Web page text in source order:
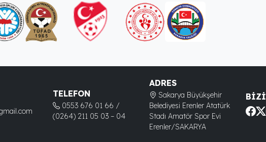
TELEFON
0553 676 01 66 /
(0264) 211 05 03 – 04
ADRES
Sakarya Büyükşehir
Belediyesi Erenler Atatürk
Stadı Amatör Spor Evi
Erenler/SAKARYA
BIZI